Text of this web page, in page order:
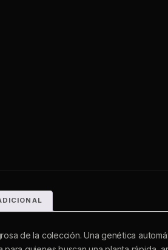
de la colección. Una genética